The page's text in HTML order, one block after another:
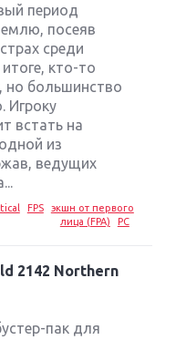
период
посеяв
среди
кто-то
но большинство
Игроку
встать на
из
ведущих
FPS
экшн от первого
лица (FPA)
PC
2142 Northern
пак для